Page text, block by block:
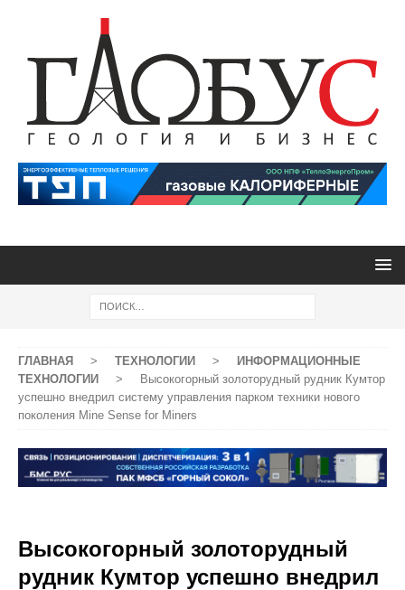
ГЛАВНАЯ > ТЕХНОЛОГИИ >
ИНФОРМАЦИОННЫЕ
ТЕХНОЛОГИИ
>
Высокогорный золоторудный рудник Кумтор
успешно внедрил систему управления парком техники нового
поколения Mine Sense for Miners
Высокогорный золоторудный
рудник Кумтор успешно внедрил